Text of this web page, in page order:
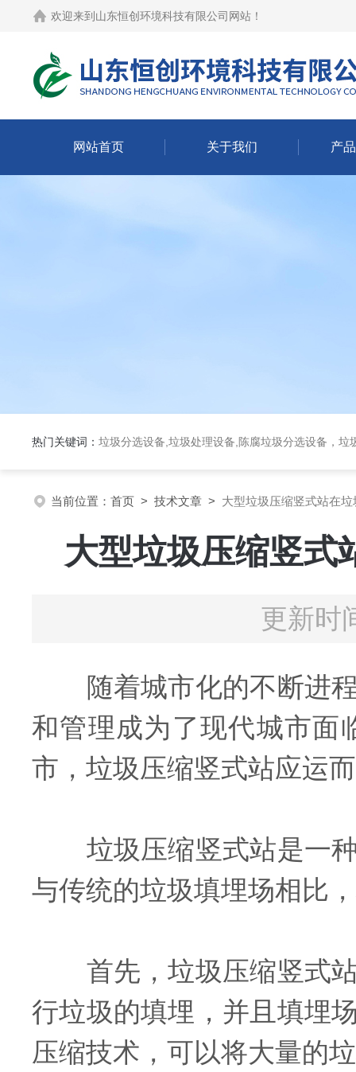
欢迎来到 山东恒创环境科技有限公司网站 ！
网站首页 关于我们 产
热门关键词： 垃圾分选设备,垃圾处理设备,陈腐垃圾分选设备，垃
当前位置： 首页 > 技术文章 > 大型垃圾压缩竖式站在
大型垃圾压缩竖式
更新时
随着城市化的不断进程
和管理成为了现代城市面
市，垃圾压缩竖式站应运
垃圾压缩竖式站是一种
与传统的垃圾填埋场相比
首先，垃圾压缩竖式站
行垃圾的填埋，并且填埋
压缩技术，可以将大量的